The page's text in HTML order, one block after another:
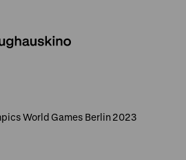
World Games Berlin 2023